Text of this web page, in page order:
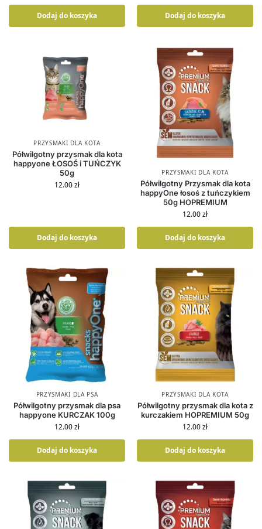
Dodaj do koszyka Dodaj do koszyka
PRZYSMAKI DLA KOTA
Półwilgotny przysmak dla kota
happyone ŁOSOŚ i TUŃCZYK
50g
12.00zł
Dodaj do koszyka
PRZYSMAKI DLA KOTA
Półwilgotny Przysmak dla kota
happyOne łosoś z tuńczykiem
50g HOPREMIUM
12.00zł
Dodaj do koszyka
PRZYSMAKI DLA PSA
Półwilgotny przysmak dla psa
happyone KURCZAK 100g
12.00zł
Dodaj do koszyka
PRZYSMAKI DLA KOTA
Półwilgotny przysmak dla kota z
kurczakiem HOPREMIUM 50g
12.00zł
Dodaj do koszyka